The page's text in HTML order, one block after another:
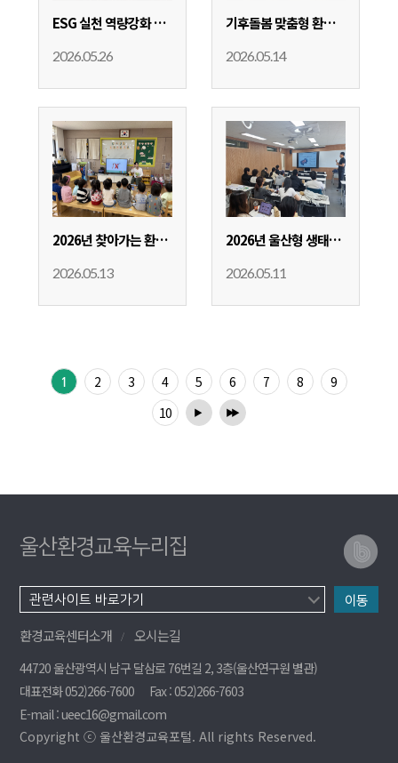
ESG 실천 역량강화 교육(근로복지공단)
2026.05.26
기후돌봄 맞춤형 환경교육
2026.05.14
2026년 찾아가는 환경교육
2026.05.13
2026년 울산형 생태산업 환경교육
2026.05.11
1 2 3 4 5 6 7 8
9
10
▶ ▶▶
울산환경교육누리집
이동
환경교육센터소개
오시는길
44720 울산광역시 남구 달삼로 76번길 2, 3층(울산연구원 별관)
대표전화 052)266-7600
Fax : 052)266-7603
E-mail : ueec16@gmail.com
Copyright ⓒ 울산환경교육포털. All rights Reserved.